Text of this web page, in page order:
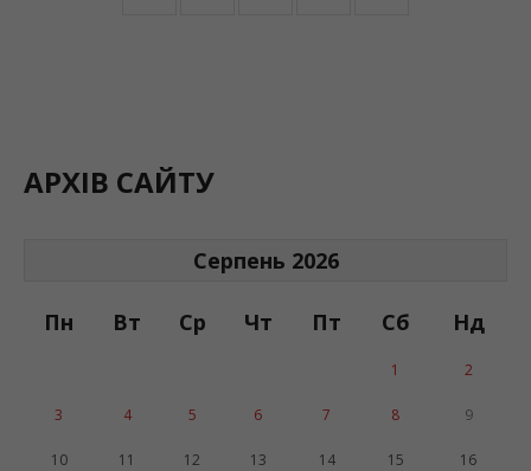
АРХІВ САЙТУ
Серпень 2026
Пн Вт Ср Чт Пт Сб Нд
1 2
3 4 5 6 7 8 9
10 11 12 13 14 15 16